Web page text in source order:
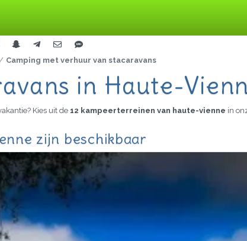
Camping met verhuur van stacaravans
in Haute-
Kies uit de 12 kampeerterreinen van haute-vienne in
zijn beschikbaar